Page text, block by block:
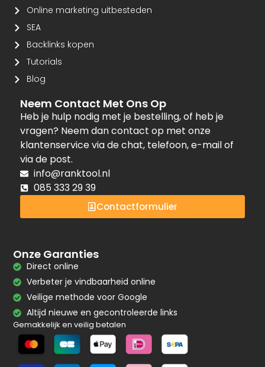
Online marketing uitbesteden
SEA
Backlinks kopen
Tutorials
Blog
Neem Contact Met Ons Op
Heb je hulp nodig met je bestelling, of heb je
vragen? Neem dan contact op met onze
klantenservice via de chat, telefoon, e-mail of
via de post.
info@ranktool.nl
085 333 29 39
Contactformulier
Onze Garanties
Direct online
Verbeter je vindbaarheid online
Veilige methode voor Google
Altijd nieuwe en gecontroleerde links
Gemakkelijk en veilig betalen